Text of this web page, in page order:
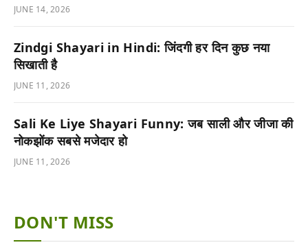
JUNE 14, 2026
Zindgi Shayari in Hindi: जिंदगी हर दिन कुछ नया
सिखाती है
JUNE 11, 2026
Sali Ke Liye Shayari Funny: जब साली और जीजा की
नोकझोंक सबसे मजेदार हो
JUNE 11, 2026
DON'T MISS